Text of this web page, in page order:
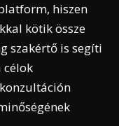
hiszen
kötik össze
szakértő is segíti
célok